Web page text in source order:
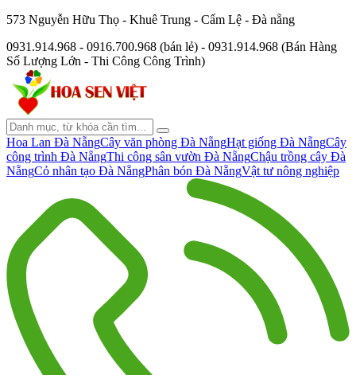
573 Nguyễn Hữu Thọ - Khuê Trung - Cẩm Lệ - Đà nẵng
0931.914.968 - 0916.700.968 (bán lẻ) - 0931.914.968 (Bán Hàng
Số Lượng Lớn - Thi Công Công Trình)
Hoa Lan Đà NẵngCây văn phòng Đà NẵngHạt giống Đà NẵngCây
công trình Đà NẵngThi công sân vườn Đà NẵngChậu trồng cây Đà
NẵngCỏ nhân tạo Đà NẵngPhân bón Đà NẵngVật tư nông nghiệp